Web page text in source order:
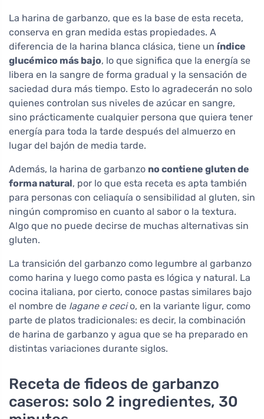
La harina de garbanzo, que es la base de esta receta,
conserva en gran medida estas propiedades. A
diferencia de la harina blanca clásica, tiene un índice
glucémico más bajo, lo que significa que la energía se
libera en la sangre de forma gradual y la sensación de
saciedad dura más tiempo. Esto lo agradecerán no solo
quienes controlan sus niveles de azúcar en sangre,
sino prácticamente cualquier persona que quiera tener
energía para toda la tarde después del almuerzo en
lugar del bajón de media tarde.
Además, la harina de garbanzo no contiene gluten de
forma natural, por lo que esta receta es apta también
para personas con celiaquía o sensibilidad al gluten, sin
ningún compromiso en cuanto al sabor o la textura.
Algo que no puede decirse de muchas alternativas sin
gluten.
La transición del garbanzo como legumbre al garbanzo
como harina y luego como pasta es lógica y natural. La
cocina italiana, por cierto, conoce pastas similares bajo
el nombre de lagane e cecio, en la variante ligur, como
parte de platos tradicionales: es decir, la combinación
de harina de garbanzo y agua que se ha preparado en
distintas variaciones durante siglos.
Receta de fideos de garbanzo
caseros: solo 2 ingredientes, 30